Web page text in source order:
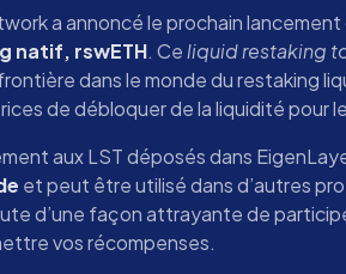
a annoncé le prochain lancement
natif, rswETH. Celiquid restaking
dans le monde du restaking
de débloquer de la liquidité pour
aux LST déposés dans
et peut être utilisé dans d’autres
d’une façon attrayante de
vos récompenses.